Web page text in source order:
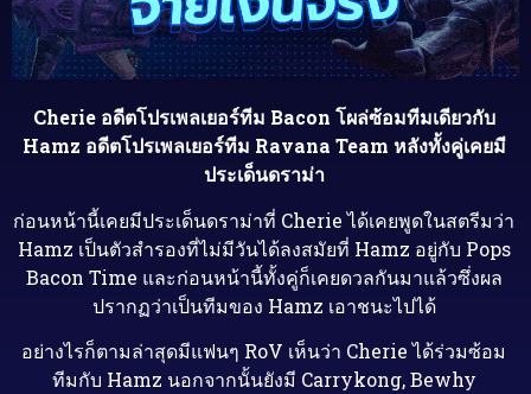
Cherie อดีตโปรเพลเยอร์ทีม Bacon โผล่ซ้อมทีมเดียวกับ
Hamz อดีตโปรเพลเยอร์ทีม Ravana Team หลังทั้งคู่เคยมี
ประเด็นดราม่า
ก่อนหน้านี้เคยมีประเด็นดราม่าที่ Cherie ได้เคยพูดในสตรีมว่า
Hamz เป็นตัวสำรองที่ไม่มีวันได้ลงสมัยที่ Hamz อยู่กับ Pops
Bacon Time และก่อนหน้านี้ทั้งคู่ก็เคยดวลกันมาแล้วซึ่งผล
ปรากฏว่าเป็นทีมของ Hamz เอาชนะไปได้
อย่างไรก็ตามล่าสุดมีแฟนๆ RoV เห็นว่า Cherie ได้ร่วมซ้อม
ทีมกับ Hamz นอกจากนั้นยังมี Carrykong, Bewhy